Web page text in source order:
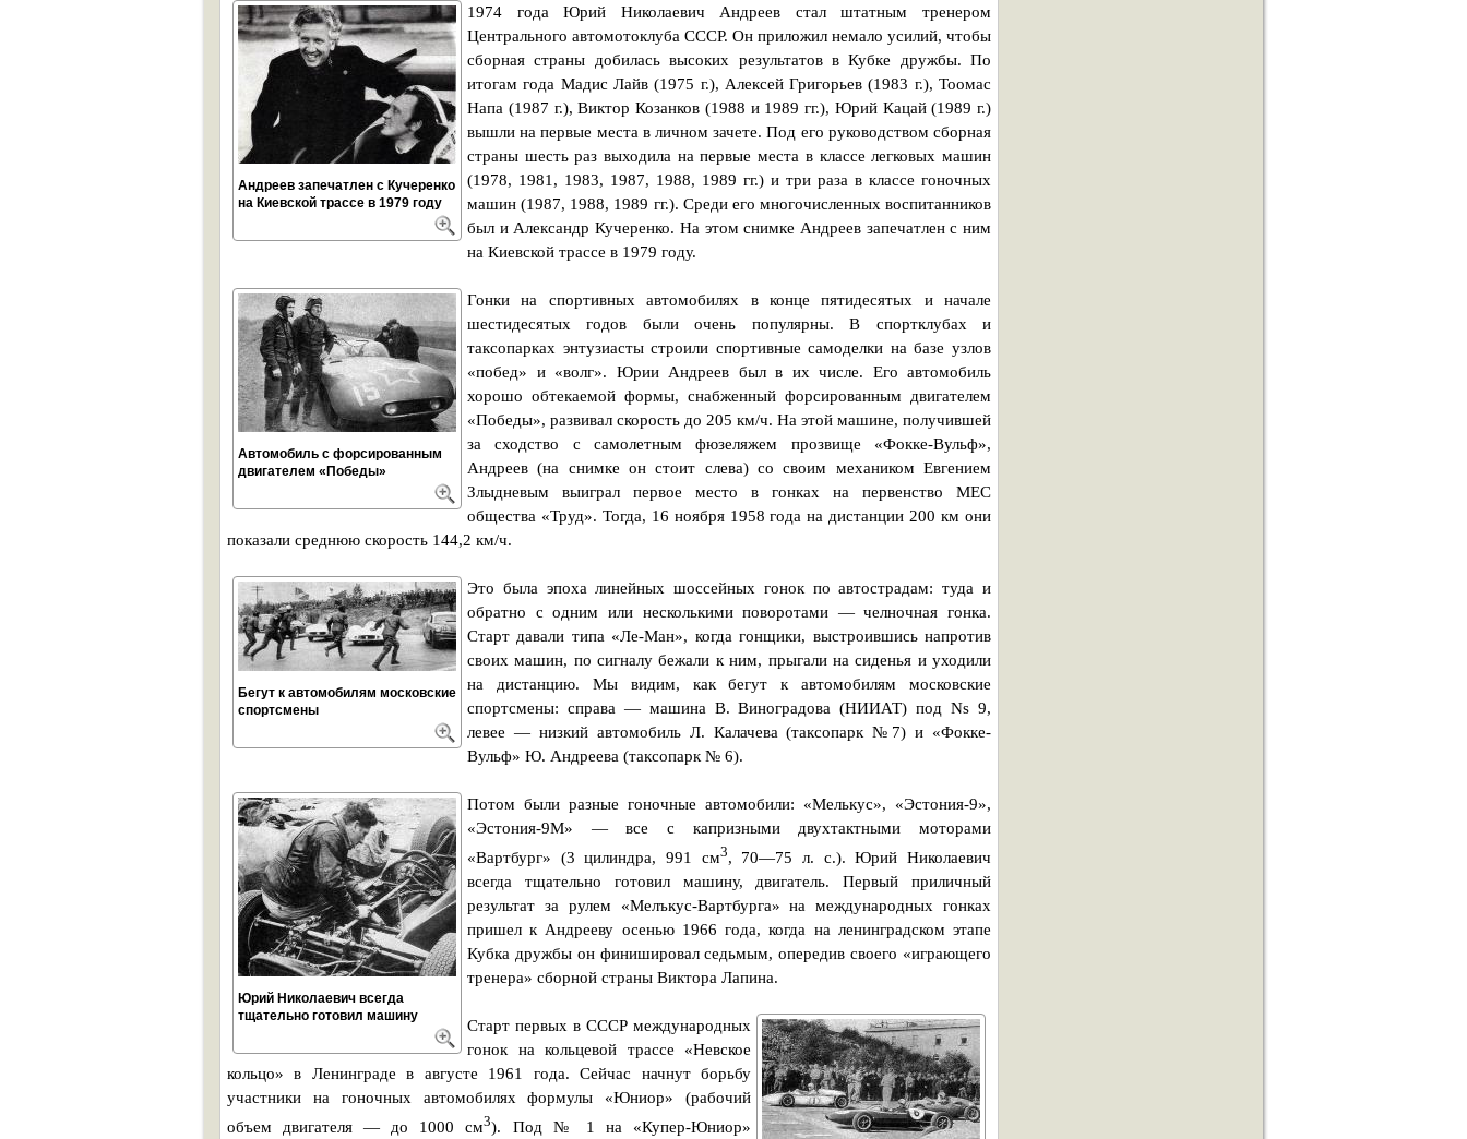
Андреев запечатлен с Кучеренко
на Киевской трассе в 1979 году
1974 года Юрий Николаевич Андреев стал штатным тренером
Центрального автомотоклуба СССР. Он приложил немало усилий, чтобы
сборная страны добилась высоких результатов в Кубке дружбы. По
итогам года Мадис Лайв (1975 г.), Алексей Григорьев (1983 г.), Тоомас
Напа (1987 г.), Виктор Козанков (1988 и 1989 гг.), Юрий Кацай (1989 г.)
вышли на первые места в личном зачете. Под его руководством сборная
страны шесть раз выходила на первые места в классе легковых машин
(1978, 1981, 1983, 1987, 1988, 1989 гг.) и три раза в классе гоночных
машин (1987, 1988, 1989 гг.). Среди его многочисленных воспитанников
был и Александр Кучеренко. На этом снимке Андреев запечатлен с ним
на Киевской трассе в 1979 году.
Автомобиль с форсированным
двигателем «Победы»
Гонки на спортивных автомобилях в конце пятидесятых и начале
шестидесятых годов были очень популярны. В спортклубах и
таксопарках энтузиасты строили спортивные самоделки на базе узлов
«побед» и «волг». Юрии Андреев был в их числе. Его автомобиль
хорошо обтекаемой формы, снабженный форсированным двигателем
«Победы», развивал скорость до 205 км/ч. На этой машине, получившей
за сходство с самолетным фюзеляжем прозвище «Фокке-Вульф»,
Андреев (на снимке он стоит слева) со своим механиком Евгением
Злыдневым выиграл первое место в гонках на первенство МЕС
общества «Труд». Тогда, 16 ноября 1958 года на дистанции 200 км они
показали среднюю скорость 144,2 км/ч.
Бегут к автомобилям московские
спортсмены
Это была эпоха линейных шоссейных гонок по автострадам: туда и
обратно с одним или несколькими поворотами — челночная гонка.
Старт давали типа «Ле-Ман», когда гонщики, выстроившись напротив
своих машин, по сигналу бежали к ним, прыгали на сиденья и уходили
на дистанцию. Мы видим, как бегут к автомобилям московские
спортсмены: справа — машина В. Виноградова (НИИАТ) под Ns 9,
левее — низкий автомобиль Л. Калачева (таксопарк №7) и «Фокке-
Вульф» Ю. Андреева (таксопарк № 6).
Юрий Николаевич всегда
тщательно готовил машину
Потом были разные гоночные автомобили: «Мелькус», «Эстония-9»,
«Эстония-9М» — все с капризными двухтактными моторами
«Вартбург» (3 цилиндра, 991 см3, 70—75 л. с.). Юрий Николаевич
всегда тщательно готовил машину, двигатель. Первый приличный
результат за рулем «Мелъкус-Вартбурга» на международных гонках
пришел к Андрееву осенью 1966 года, когда на ленинградском этапе
Кубка дружбы он финишировал седьмым, опередив своего «играющего
тренера» сборной страны Виктора Лапина.
Старт первых в СССР международных
гонок на кольцевой трассе «Невское
кольцо» в Ленинграде в августе 1961 года. Сейчас начнут борьбу
участники на гоночных автомобилях формулы «Юниор» (рабочий
объем двигателя — до 1000 см3). Под № 1 на «Купер-Юниор»